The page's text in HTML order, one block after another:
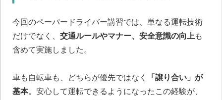
今回のペーパードライバー講習では、単なる運転技術
だけでなく、 交通ルールやマナー、安全意識の向上 も
含めて実施しました。
車も自転車も、どちらが優先ではなく
「譲り合い」が
基本。安心して運転できるようになったこの経験が、